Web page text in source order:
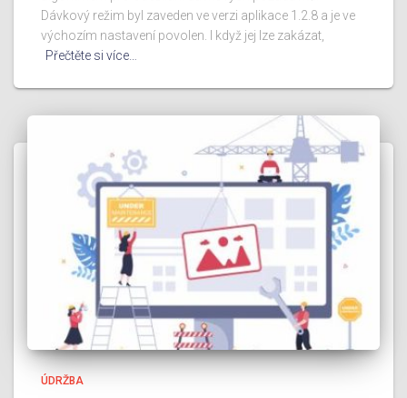
Dávkový režim byl zaveden ve verzi aplikace 1.2.8 a je ve
výchozím nastavení povolen. I když jej lze zakázat,
Přečtěte si více…
ÚDRŽBA